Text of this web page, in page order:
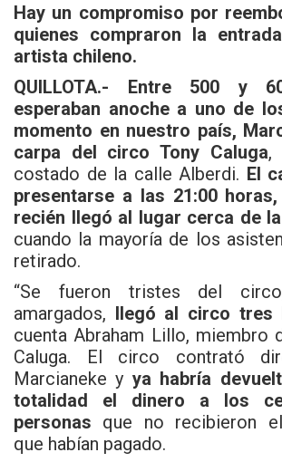
ce
b
o
o
k
tt
er
at
s
A
p
p
Hay un compromiso por
quienes compraron la
artista chileno.
QUILLOTA.- Entre 500 y
esperaban anoche a uno de
momento en nuestro país,
carpa del circo Tony Caluga,
costado de la calle Alberdi. El
presentarse a las 21:00
recién llegó al lugar cerca de
cuando la mayoría de los
retirado.
“Se fueron tristes del
amargados, llegó al circo tres
cuenta Abraham Lillo, miembro
Caluga. El circo contrató
Marcianeke y ya habría
totalidad el dinero a los
personas que no recibieron
que habían pagado.